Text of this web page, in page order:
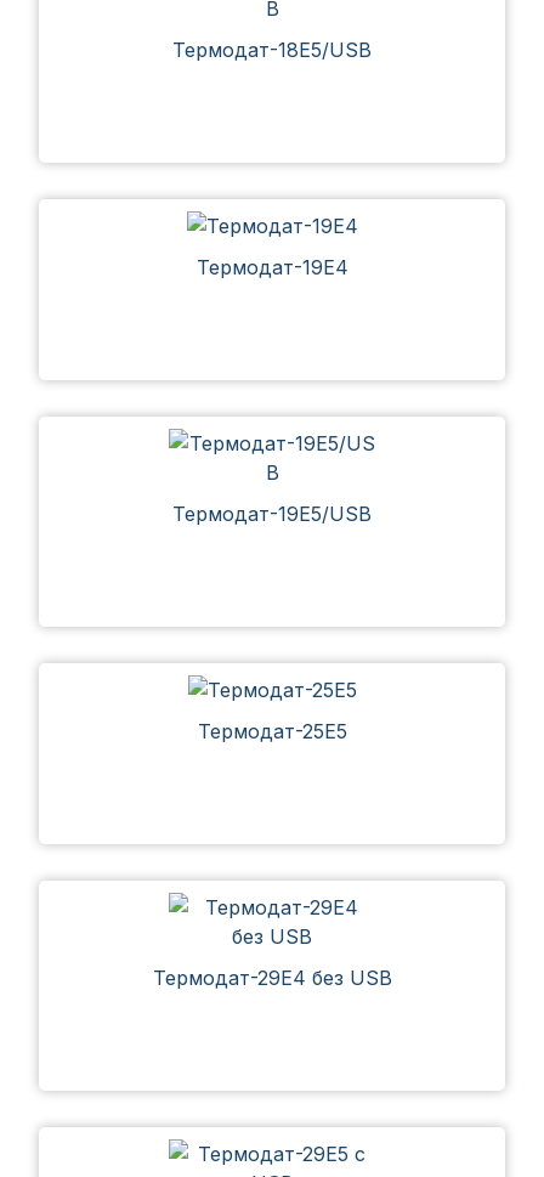
Термодат-18Е5/USB
Термодат-19Е4
Термодат-19Е5/USB
Термодат-25Е5
Термодат-29Е4 без USB